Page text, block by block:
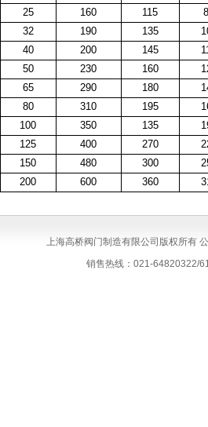
25
160 115
32
190 135
40
200 145
50
230 160
65
290 180
80
310 195
100
350 135
125
400 270
150
480 300
200
600 360
上海高桥阀门制造有限公司版权所有
销售热线：021-64820322/